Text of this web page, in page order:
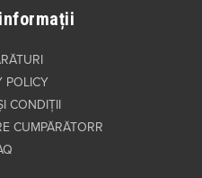
POLICY
CONDIȚII
CUMPĂRĂTORR